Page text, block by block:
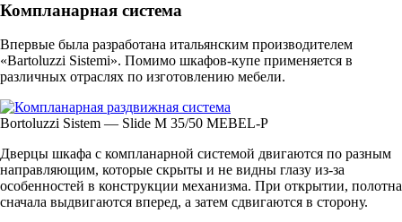
Компланарная система
Впервые была разработана итальянским производителем
«Bartoluzzi Sistemi». Помимо шкафов-купе применяется в
различных отраслях по изготовлению мебели.
Bortoluzzi Sistem — Slide М 35/50 MEBEL-P
Дверцы шкафа с компланарной системой двигаются по разным
направляющим, которые скрыты и не видны глазу из-за
особенностей в конструкции механизма. При открытии, полотна
сначала выдвигаются вперед, а затем сдвигаются в сторону.